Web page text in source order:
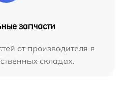
запчасти
от производителя в
складах.